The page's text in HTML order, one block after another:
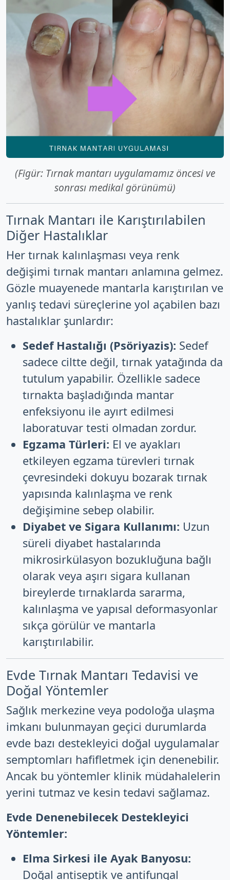
(Figür: Tırnak mantarı uygulamamız öncesi ve
sonrası medikal görünümü)
Tırnak Mantarı ile Karıştırılabilen
Diğer Hastalıklar
Her tırnak kalınlaşması veya renk
değişimi tırnak mantarı anlamına gelmez.
Gözle muayenede mantarla karıştırılan ve
yanlış tedavi süreçlerine yol açabilen bazı
hastalıklar şunlardır:
Sedef Hastalığı (Psöriyazis): Sedef
sadece ciltte değil, tırnak yatağında da
tutulum yapabilir. Özellikle sadece
tırnakta başladığında mantar
enfeksiyonu ile ayırt edilmesi
laboratuvar testi olmadan zordur.
Egzama Türleri: El ve ayakları
etkileyen egzama türevleri tırnak
çevresindeki dokuyu bozarak tırnak
yapısında kalınlaşma ve renk
değişimine sebep olabilir.
Diyabet ve Sigara Kullanımı: Uzun
süreli diyabet hastalarında
mikrosirkülasyon bozukluğuna bağlı
olarak veya aşırı sigara kullanan
bireylerde tırnaklarda sararma,
kalınlaşma ve yapısal deformasyonlar
sıkça görülür ve mantarla
karıştırılabilir.
Evde Tırnak Mantarı Tedavisi ve
Doğal Yöntemler
Sağlık merkezine veya podoloğa ulaşma
imkanı bulunmayan geçici durumlarda
evde bazı destekleyici doğal uygulamalar
semptomları hafifletmek için denenebilir.
Ancak bu yöntemler klinik müdahalelerin
yerini tutmaz ve kesin tedavi sağlamaz.
Evde Denenebilecek Destekleyici
Yöntemler:
Elma Sirkesi ile Ayak Banyosu:
Doğal antiseptik ve antifungal